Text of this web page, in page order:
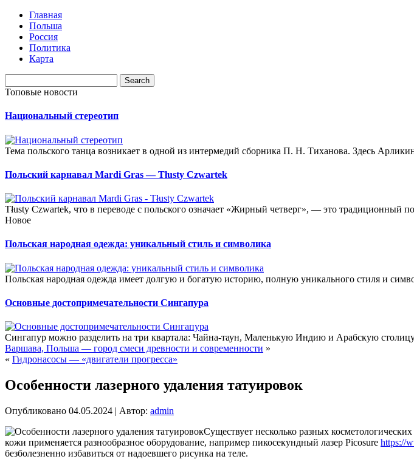
Главная
Польша
Россия
Политика
Карта
Топовые новости
Национальный стереотип
Тема польского танца возникает в одной из интермедий сборника П. Н. Тиханова. Здесь
Польский карнавал Мardi Gras — Тłusty Czwartek
Тłusty Czwartek, что в переводе с польского означает «Жирный четверг», — это традиционный
Новое
Польская народная одежда: уникальный стиль и символика
Польская народная одежда имеет долгую и богатую историю, полную уникального стиля и
Основные достопримечательности Сингапура
Сингапур можно разделить на три квартала: Чайна-таун, Маленькую Индию и Арабскую
Варшава, Польша — город смеси древности и современности »
« Гидронасосы — «двигатели прогресса»
Особенности лазерного удаления татуировок
Опубликовано 04.05.2024 | Автор: admin
Существует несколько разных
кожи применяется разнообразное оборудование, например пикосекундный лазер Picosure https://
безболезненно избавиться от надоевшего рисунка на теле.